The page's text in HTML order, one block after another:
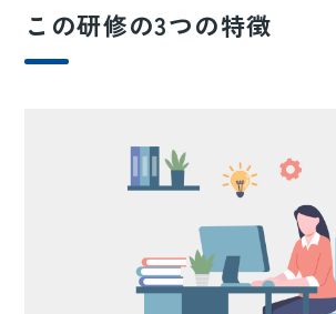
この研修の3つの特徴